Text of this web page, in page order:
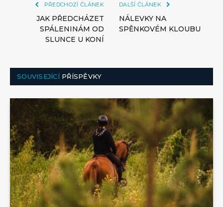
PŘEDCHOZÍ ČLÁNEK
JAK PŘEDCHÁZET
SPÁLENINÁM OD
SLUNCE U KONÍ
DALŠÍ ČLÁNEK
NÁLEVKY NA
SPĚNKOVÉM KLOUBU
SOUVISEJÍCÍPŘÍSPĚVKY